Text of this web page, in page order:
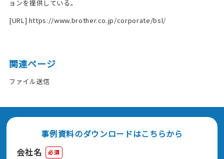
ョンを提供している。
[URL] https://www.brother.co.jp/corporate/bsl/
関連ページ
ファイル送信
事例資料のダウンロードはこちらから
会社名
必須